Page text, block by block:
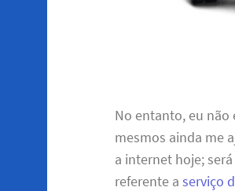
No entanto, eu não
mesmos ainda me
a internet hoje;
referente aserviço